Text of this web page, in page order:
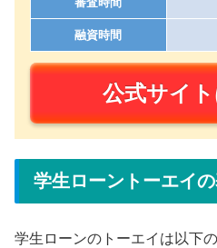
融資時間
公式サイ
学生ローントーエイ
学生ローンのトーエイは以下